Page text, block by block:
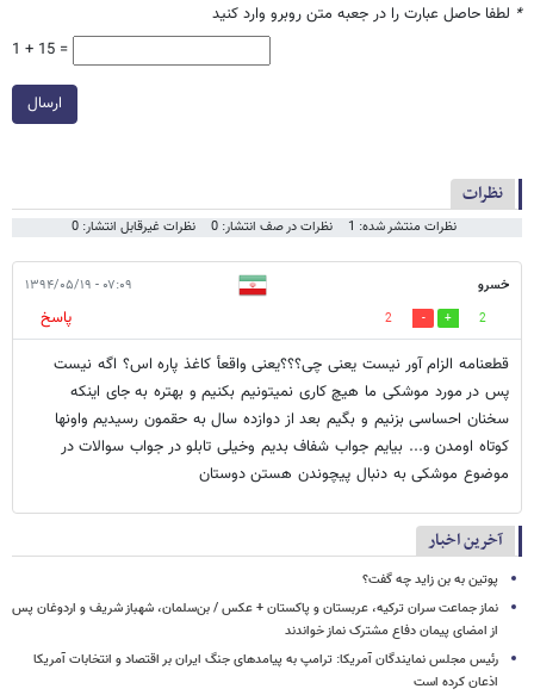
* لطفا حاصل عبارت را در جعبه متن روبرو وارد کنید
1 + 15 =
ارسال
نظرات
نظرات منتشر شده: 1 نظرات در صف انتشار: 0 نظرات غیرقابل انتشار: 0
خسرو ۰۷:۰۹ - ۱۳۹۴/۰۵/۱۹
2
2
پاسخ
قطعنامه الزام آور نیست یعنی چی؟؟؟یعنی واقعأ کاغذ پاره اس؟ اگه نیست
پس در مورد موشکی ما هیچ کاری نمیتونیم بکنیم و بهتره به جای اینکه
سخنان احساسی بزنیم و بگیم بعد از دوازده سال به حقمون رسیدیم واونها
کوتاه اومدن و... بیایم جواب شفاف بدیم وخیلی تابلو در جواب سوالات در
موضوع موشکی به دنبال پیچوندن هستن دوستان
آخرین اخبار
پوتین به بن زاید چه گفت؟
نماز جماعت سران ترکیه، عربستان و پاکستان + عکس / بن‌سلمان، شهباز شریف و اردوغان پس
از امضای پیمان دفاع مشترک نماز خواندند
رئیس مجلس نمایندگان آمریکا: ترامپ به پیامدهای جنگ ایران بر اقتصاد و انتخابات آمریکا
اذعان کرده است